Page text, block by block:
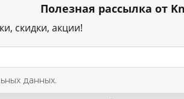
Полезная рассылка от
скидки, акции!
данных.